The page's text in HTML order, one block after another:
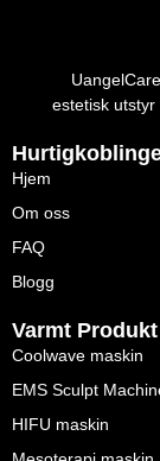
estetisk
Hjem
Om oss
FAQ
Blogg
Varmt Produkt
Coolwave maskin
EMS Sculpt
HIFU maskin